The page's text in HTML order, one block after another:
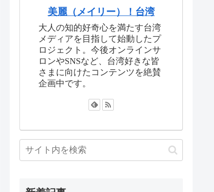
美麗（メイリー）！台湾
大人の知的好奇心を満たす台湾
メディアを目指して始動したプ
ロジェクト。今後オンラインサ
ロンやSNSなど、台湾好きな皆
さまに向けたコンテンツを絶賛
企画中です。